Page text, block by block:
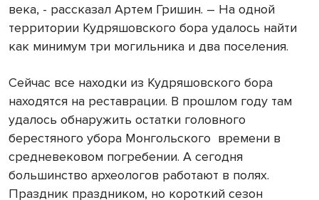
века, - рассказал Артем Гришин. – На одной
территории Кудряшовского бора удалось найти
как минимум три могильника и два поселения.
Сейчас все находки из Кудряшовского бора
находятся на реставрации. В прошлом году там
удалось обнаружить остатки головного
берестяного убора Монгольского времени в
средневековом погребении. А сегодня
большинство археологов работают в полях.
Праздник праздником, но короткий сезон